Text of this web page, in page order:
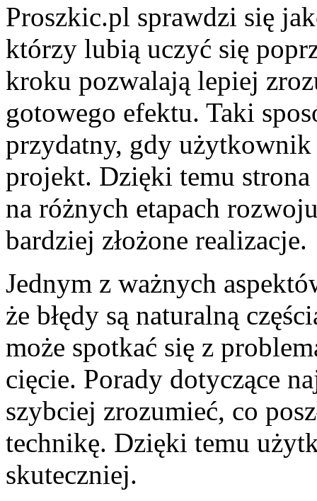
Proszkic.pl sprawdzi się
którzy lubią uczyć się
kroku pozwalają lepiej
gotowego efektu. Taki
przydatny, gdy
projekt. Dzięki temu
na różnych etapach
bardziej złożone realizacje.
Jednym z ważnych
że błędy są naturalną
może spotkać się z
cięcie. Porady dotyczące
szybciej zrozumieć, co
technikę. Dzięki temu
skuteczniej.